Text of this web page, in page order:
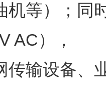
机等）；同
AC），
输设备、业